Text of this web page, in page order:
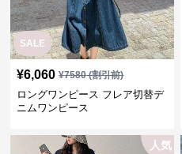
SALE
¥6,060 ¥7580(割引前)
ロングワンピース フレア切替デ
ニムワンピース
人気